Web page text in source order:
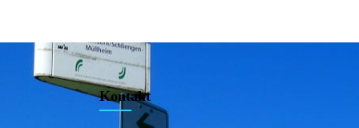
Kontakt